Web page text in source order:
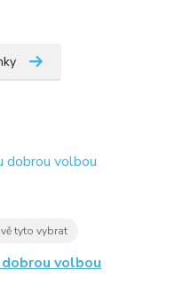
tyto vybrat
volbou